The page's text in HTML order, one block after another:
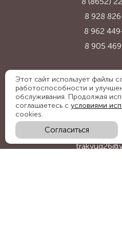
8 928
8 962
8 905
Ставропольский
ул.
Этот сайт использует файлы
работоспособности и
обслуживания. Продолжая
соглашаетесь с условиями
cookies.
Согласиться